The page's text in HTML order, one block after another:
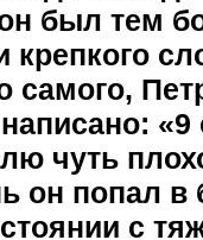
был тем
крепкого
самого,
«9
чуть
он попал в
с